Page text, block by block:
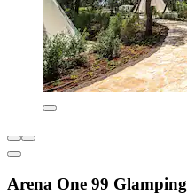
Arena One 99 Glamping